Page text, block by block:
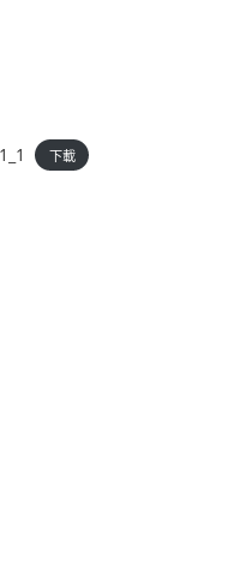
下載